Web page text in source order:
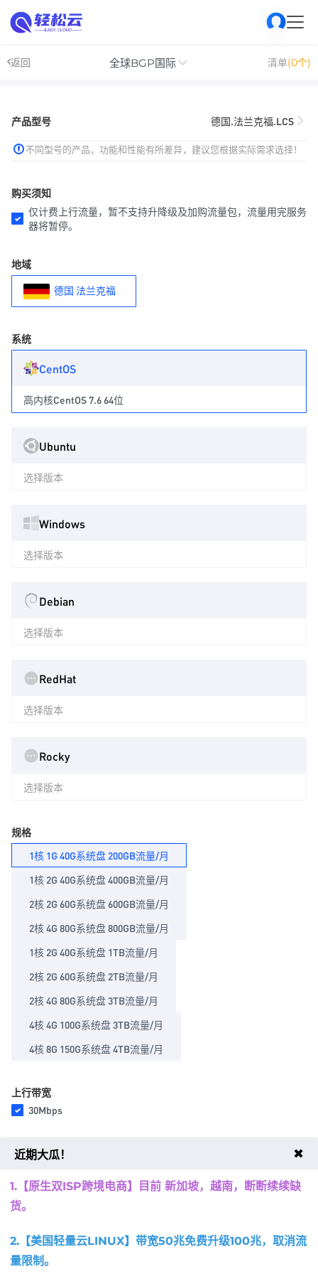
返回 全球BGP国际 清单(0个)
产品型号 德国.法兰克福.LCS
不同型号的产品，功能和性能有所差异，建议您根据实际需求选择！
购买须知
仅计费上行流量，暂不支持升降级及加购流量包，流量用完服务
器将暂停。
地域
德国 法兰克福
系统
CentOS
高内核CentOS 7.6 64位
Ubuntu
选择版本
Windows
选择版本
Debian
选择版本
RedHat
选择版本
Rocky
选择版本
规格
1核 1G 40G系统盘 200GB流量/月
1核 2G 40G系统盘 400GB流量/月
2核 2G 60G系统盘 600GB流量/月
2核 4G 80G系统盘 800GB流量/月
1核 2G 40G系统盘 1TB流量/月
2核 2G 60G系统盘 2TB流量/月
2核 4G 80G系统盘 3TB流量/月
4核 4G 100G系统盘 3TB流量/月
4核 8G 150G系统盘 4TB流量/月
上行带宽
30Mbps
下行带宽
近期大瓜！ ✖
1.【原生双ISP跨境电商】目前 新加坡，越南，
断断续续缺
货。
2.【美国轻量云LINUX】带宽50兆免费升级100兆，取消流
量限制。